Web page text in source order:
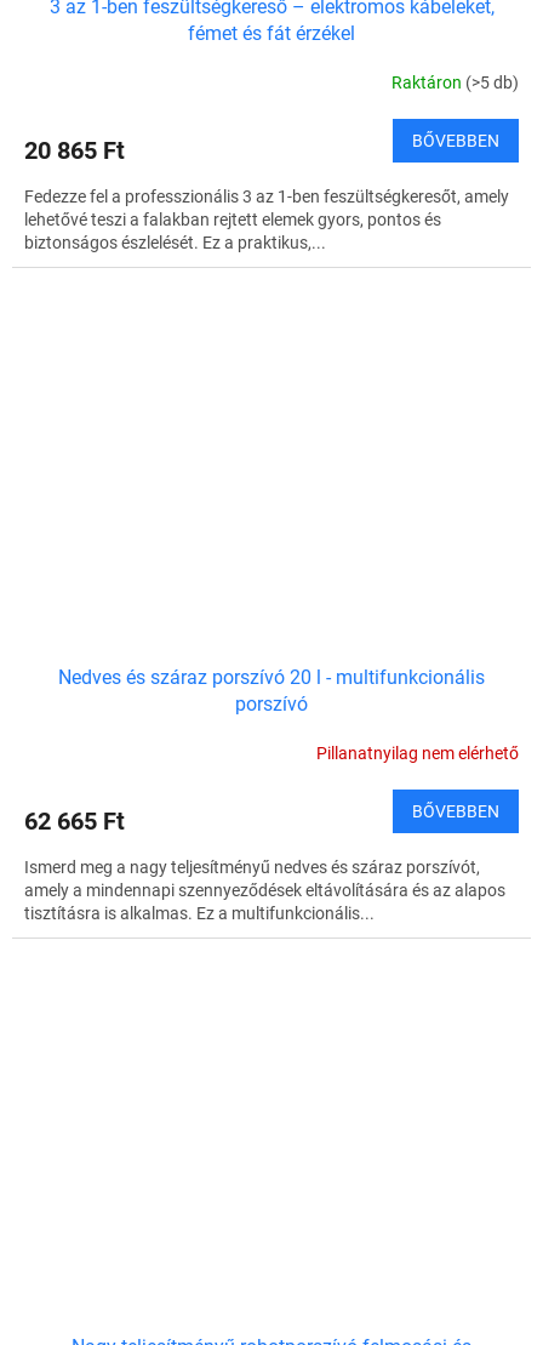
3 az 1-ben feszültségkereső – elektromos kábeleket,
fémet és fát érzékel
Raktáron (>5 db)
20 865 Ft BŐVEBBEN
Fedezze fel a professzionális 3 az 1-ben feszültségkeresőt, amely
lehetővé teszi a falakban rejtett elemek gyors, pontos és
biztonságos észlelését. Ez a praktikus,...
Nedves és száraz porszívó 20 l - multifunkcionális
porszívó
Pillanatnyilag nem elérhető
62 665 Ft BŐVEBBEN
Ismerd meg a nagy teljesítményű nedves és száraz porszívót,
amely a mindennapi szennyeződések eltávolítására és az alapos
tisztításra is alkalmas. Ez a multifunkcionális...